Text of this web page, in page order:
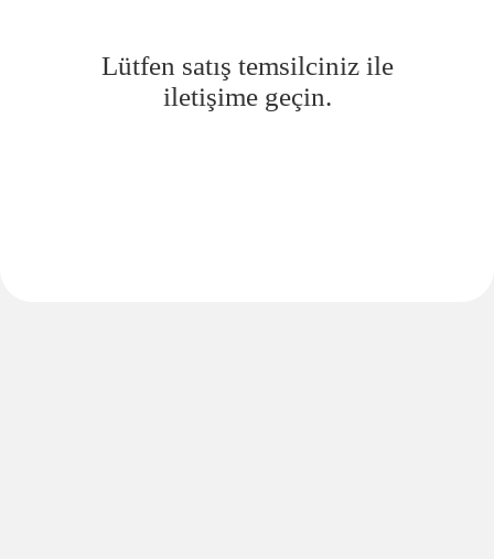
Lütfen satış temsilciniz ile
iletişime geçin.